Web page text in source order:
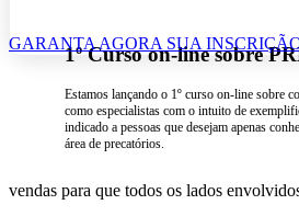
GARANTA AGORA SUA
1º Curso on-line sobre
Estamos lançando o 1º curso on-line sobre
como especialistas com o intuito de
indicado a pessoas que desejam apenas
área de precatórios.
vendas para que todos os lados